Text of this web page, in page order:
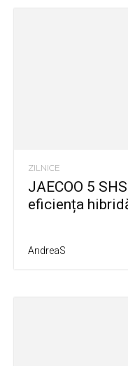
ZILNICE
JAECOO 5
eficiența
AndreaS